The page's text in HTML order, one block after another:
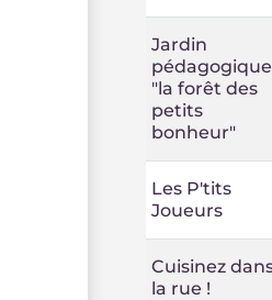
Jardin
pédagogique
"la forêt des
petits
bonheur"
Les P'tits
Joueurs
Cuisinez
la rue !